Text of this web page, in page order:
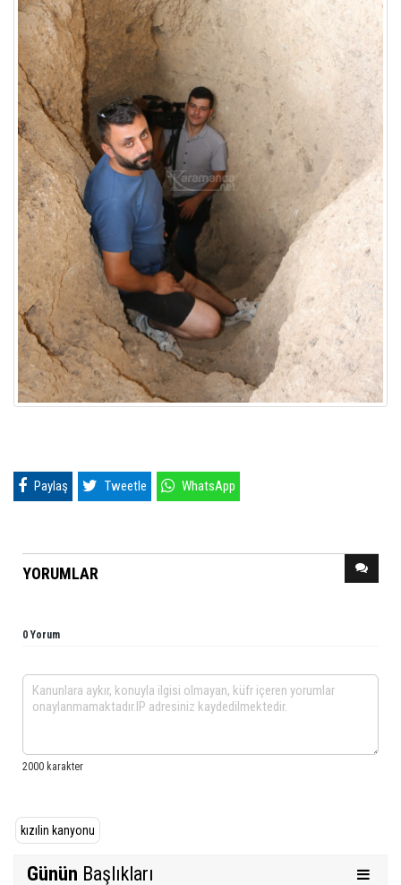
Paylaş Tweetle WhatsApp
YORUMLAR
0 Yorum
kızılin kanyonu
Günün Başlıkları